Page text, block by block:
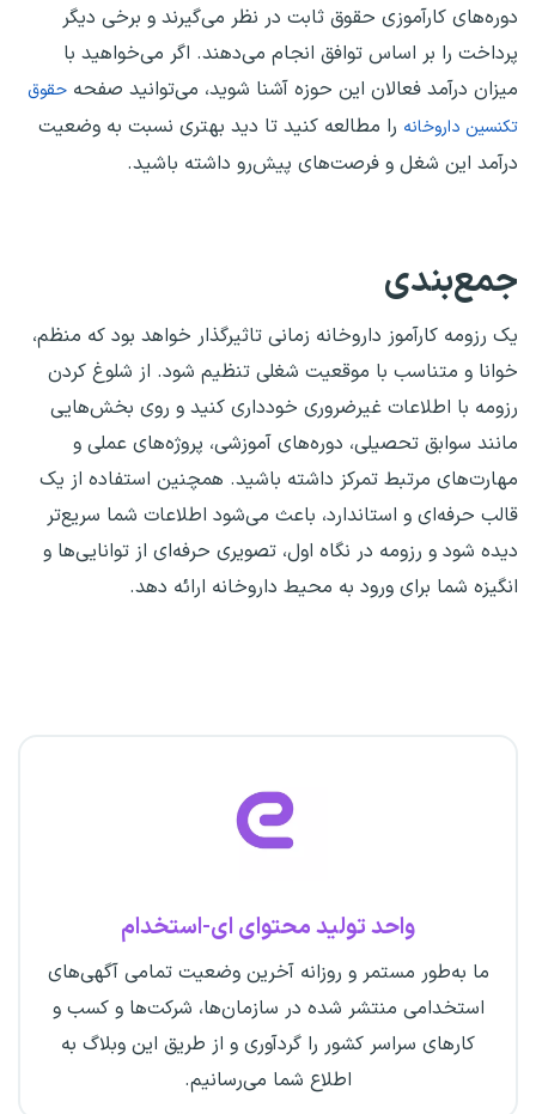
دوره‌های کارآموزی حقوق ثابت در نظر می‌گیرند و برخی دیگر
پرداخت را بر اساس توافق انجام می‌دهند. اگر می‌خواهید با
میزان درآمد فعالان این حوزه آشنا شوید، می‌توانید صفحه حقوق
تکنسین داروخانه را مطالعه کنید تا دید بهتری نسبت به وضعیت
درآمد این شغل و فرصت‌های پیش‌رو داشته باشید.
جمع‌بندی
یک رزومه کارآموز داروخانه زمانی تاثیرگذار خواهد بود که منظم،
خوانا و متناسب با موقعیت شغلی تنظیم شود. از شلوغ کردن
رزومه با اطلاعات غیرضروری خودداری کنید و روی بخش‌هایی
مانند سوابق تحصیلی، دوره‌های آموزشی، پروژه‌های عملی و
مهارت‌های مرتبط تمرکز داشته باشید. همچنین استفاده از یک
قالب حرفه‌ای و استاندارد، باعث می‌شود اطلاعات شما سریع‌تر
دیده شود و رزومه در نگاه اول، تصویری حرفه‌ای از توانایی‌ها و
انگیزه شما برای ورود به محیط داروخانه ارائه دهد.
واحد تولید محتوای ای-استخدام
ما به‌طور مستمر و روزانه آخرین وضعیت تمامی آگهی‌های
استخدامی منتشر شده در سازمان‌ها، شرکت‌ها و کسب و
کارهای سراسر کشور را گردآوری و از طریق این وبلاگ به
اطلاع شما می‌رسانیم.